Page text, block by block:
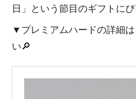
日」という節目のギフトに
▼プレミアムハードの詳細
い🔎